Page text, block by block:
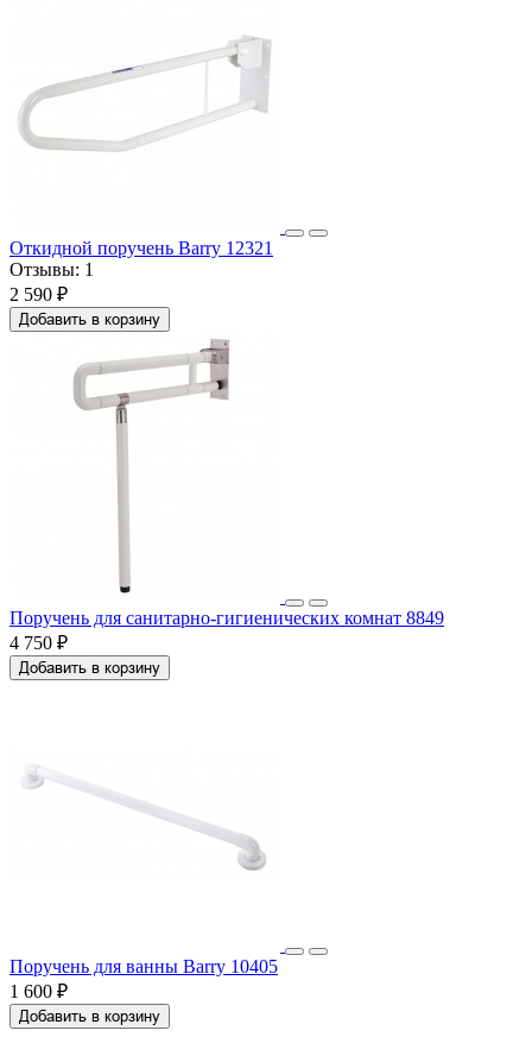
Откидной поручень Barry 12321
Отзывы: 1
2 590 ₽
Добавить в корзину
Поручень для санитарно-гигиенических комнат 8849
4 750 ₽
Добавить в корзину
Поручень для ванны Barry 10405
1 600 ₽
Добавить в корзину